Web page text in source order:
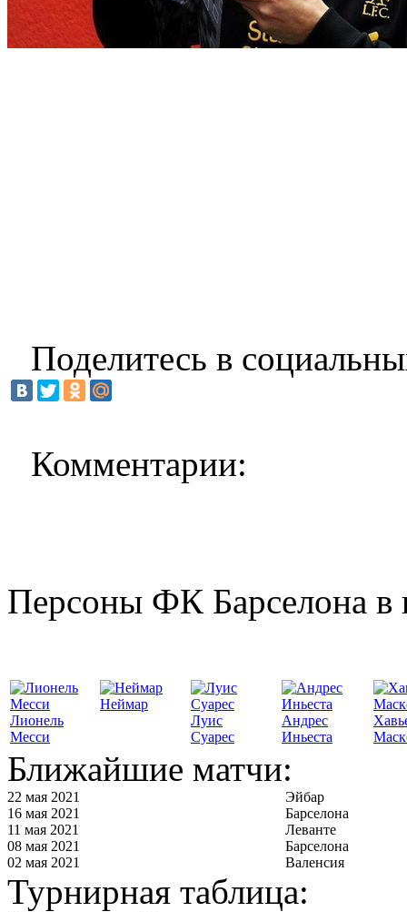
Поделитесь в
Комментарии:
Персоны ФК Барселона в
Лионель
Месси
Неймар
Луис
Суарес
Андрес
Иньеста
Ближайшие матчи:
22 мая 2021
Эйбар
16 мая 2021
Барселона
11 мая 2021
Леванте
08 мая 2021
Барселона
02 мая 2021
Валенсия
Турнирная таблица: